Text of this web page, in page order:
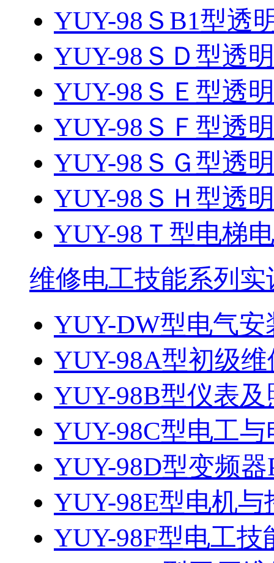
YUY-98ＳB1型透
YUY-98ＳＤ型透
YUY-98ＳＥ型透
YUY-98ＳＦ型透
YUY-98ＳＧ型透
YUY-98ＳＨ型透
YUY-98Ｔ型电梯
维修电工技能系列实
YUY-DW型电气
YUY-98A型初级
YUY-98B型仪表
YUY-98C型电工
YUY-98D型变频
YUY-98E型电机
YUY-98F型电工技